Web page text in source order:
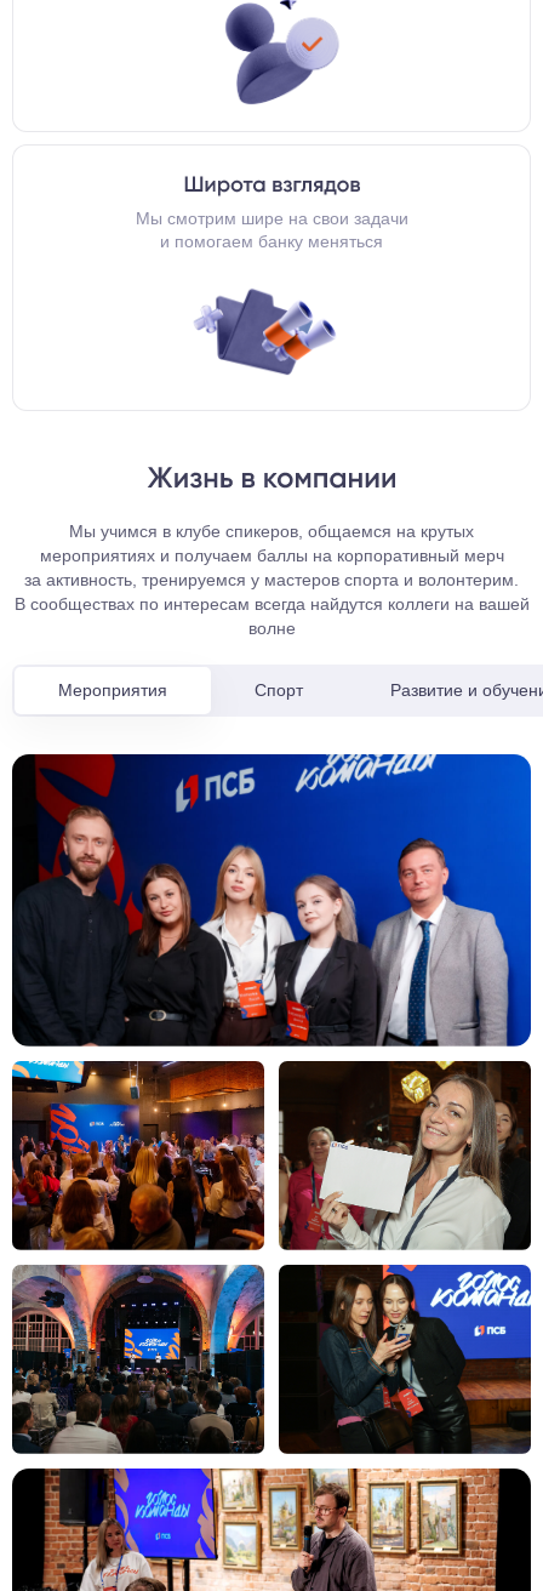
Мы смотрим шире на свои задачи
и помогаем банку меняться
Мы учимся в клубе спикеров, общаемся на крутых
мероприятиях и получаем баллы на корпоративный мерч
за активность, тренируемся у мастеров спорта и волонтерим.
В сообществах по интересам всегда найдутся коллеги на вашей
волне
Мероприятия Спорт Развитие и